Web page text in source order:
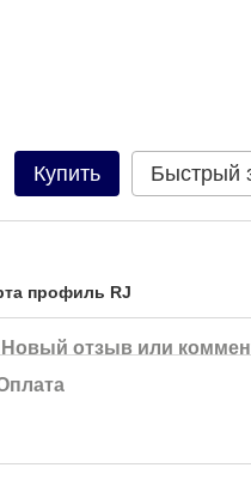
Купить Быстрый
профиль RJ
Новый отзыв или